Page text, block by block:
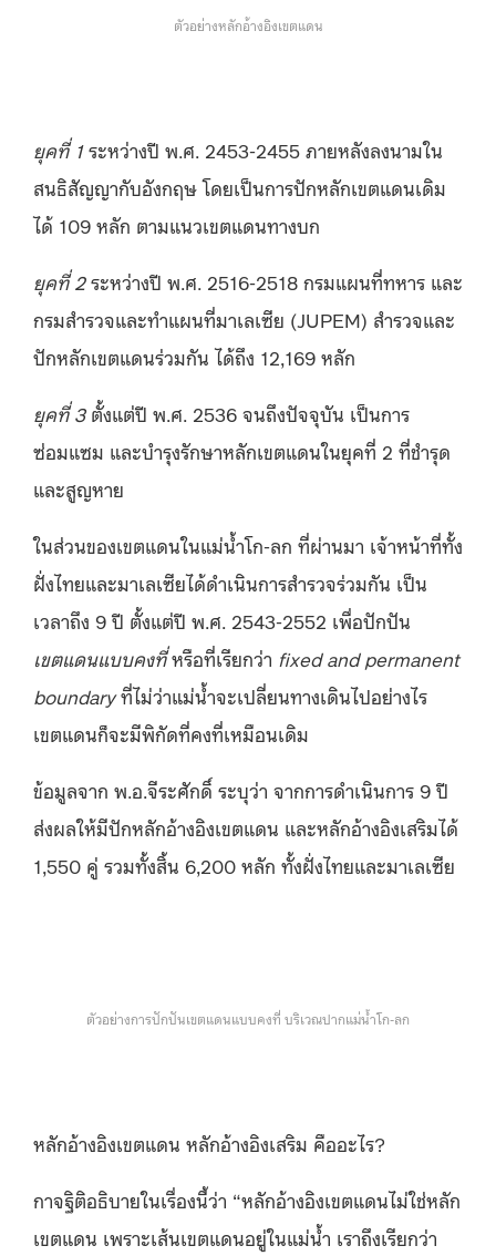
ตัวอย่างหลักอ้างอิงเขตแดน
ยุคที่ 1ระหว่างปี พ.ศ. 2453-2455 ภายหลังลงนามใน
สนธิสัญญากับอังกฤษ โดยเป็นการปักหลักเขตแดนเดิม
ได้ 109 หลัก ตามแนวเขตแดนทางบก
ยุคที่ 2ระหว่างปี พ.ศ. 2516-2518 กรมแผนที่ทหาร และ
กรมสำรวจและทำแผนที่มาเลเซีย (JUPEM) สำรวจและ
ปักหลักเขตแดนร่วมกัน ได้ถึง 12,169 หลัก
ยุคที่ 3 ตั้งแต่ปี พ.ศ. 2536 จนถึงปัจจุบัน เป็นการ
ซ่อมแซม และบำรุงรักษาหลักเขตแดนในยุคที่ 2 ที่ชำรุด
และสูญหาย
ในส่วนของเขตแดนในแม่น้ำโก-ลก ที่ผ่านมา เจ้าหน้าที่ทั้ง
ฝั่งไทยและมาเลเซียได้ดำเนินการสำรวจร่วมกัน เป็น
เวลาถึง 9 ปี ตั้งแต่ปี พ.ศ. 2543-2552 เพื่อปักปัน
เขตแดนแบบคงที่หรือที่เรียกว่า fixed and permanent
boundaryที่ไม่ว่าแม่น้ำจะเปลี่ยนทางเดินไปอย่างไร
เขตแดนก็จะมีพิกัดที่คงที่เหมือนเดิม
ข้อมูลจาก พ.อ.จีระศักดิ์ ระบุว่า จากการดำเนินการ 9 ปี
ส่งผลให้มีปักหลักอ้างอิงเขตแดน และหลักอ้างอิงเสริมได้
1,550 คู่ รวมทั้งสิ้น 6,200 หลัก ทั้งฝั่งไทยและมาเลเซีย
ตัวอย่างการปักปันเขตแดนแบบคงที่ บริเวณปากแม่น้ำโก-ลก
หลักอ้างอิงเขตแดน หลักอ้างอิงเสริม คืออะไร?​
กาจฐิติอธิบายในเรื่องนี้ว่า “หลักอ้างอิงเขตแดนไม่ใช่หลัก
เขตแดน เพราะเส้นเขตแดนอยู่ในแม่น้ำ เราถึงเรียกว่า